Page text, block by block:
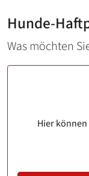
Hunde-
Was möchten
Hier